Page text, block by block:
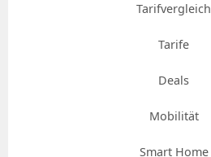
Tarifvergleich
Tarife
Deals
Mobilität
Smart Home